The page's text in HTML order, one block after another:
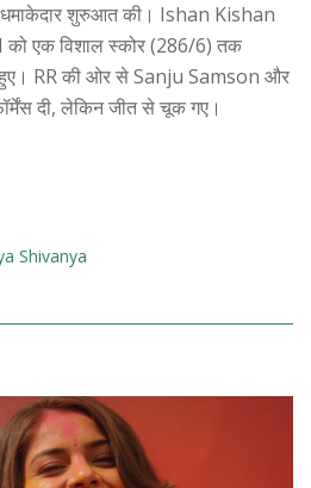
शुरुआत की। Ishan Kishan
को एक विशाल स्कोर (286/6) तक
हुए। RR की ओर से Sanju Samson और
दी, लेकिन जीत से चूक गए।
Shivanya